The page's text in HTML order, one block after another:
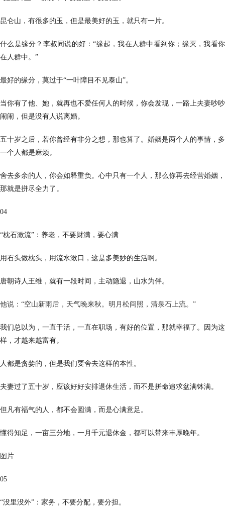
昆仑山，有很多的玉，但是最美好的玉，就只有一片。
什么是缘分？李叔同说的好：“缘起，我在人群中看到你；缘灭，我看你
在人群中。”
最好的缘分，莫过于“一叶障目不见泰山”。
当你有了他、她，就再也不爱任何人的时候，你会发现，一路上夫妻吵吵
闹闹，但是没有人说离婚。
五十岁之后，若你曾经有非分之想，那也算了。婚姻是两个人的事情，多
一个人都是麻烦。
舍去多余的人，你会如释重负。心中只有一个人，那么你再去经营婚姻，
那就是拼尽全力了。
04
“枕石漱流”：养老，不要财满，要心满
用石头做枕头，用流水漱口，这是多美妙的生活啊。
唐朝诗人王维，就有一段时间，主动隐退，山水为伴。
他说：“空山新雨后，天气晚来秋。明月松间照，清泉石上流。”
我们总以为，一直干活，一直在职场，有好的位置，那就幸福了。因为这
样，才越来越富有。
人都是贪婪的，但是我们要舍去这样的本性。
夫妻过了五十岁，应该好好安排退休生活，而不是拼命追求盆满钵满。
但凡有福气的人，都不会圆满，而是心满意足。
懂得知足，一亩三分地，一月千元退休金，都可以带来丰厚晚年。
图片
05
“没里没外”：家务，不要分配，要分担。